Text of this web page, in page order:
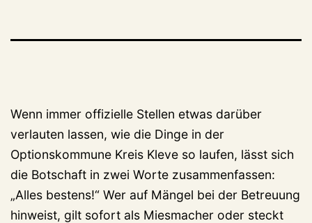
Wenn immer offizielle Stellen etwas darüber
verlauten lassen, wie die Dinge in der
Optionskommune Kreis Kleve so laufen, lässt sich
die Botschaft in zwei Worte zusammenfassen:
„Alles bestens!“ Wer auf Mängel bei der Betreuung
hinweist, gilt sofort als Miesmacher oder steckt